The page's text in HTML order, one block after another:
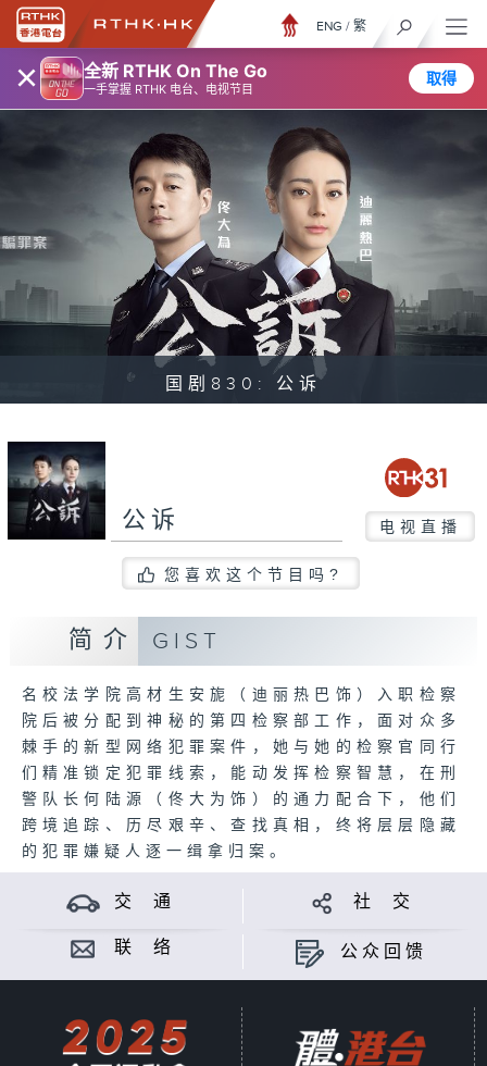
× 全新 RTHK On The Go
一手掌握 RTHK 电台、电视节目
取得
ENG / 繁
国剧830: 公诉
公诉 电视直播
您喜欢这个节目吗?
简介 GIST
名校法学院高材生安旎（迪丽热巴饰）入职检察
院后被分配到神秘的第四检察部工作，面对众多
棘手的新型网络犯罪案件，她与她的检察官同行
们精准锁定犯罪线索，能动发挥检察智慧，在刑
警队长何陆源（佟大为饰）的通力配合下，他们
跨境追踪、历尽艰辛、查找真相，终将层层隐藏
的犯罪嫌疑人逐一缉拿归案。
交 通 社 交
联 络 公众回馈